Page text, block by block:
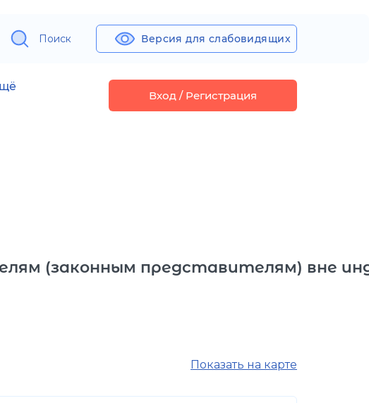
Поиск Версия для слабовидящих
Вход / Регистрация
(законным представителям) вне
Показать на карте